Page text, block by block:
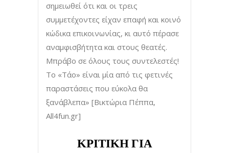
σημειωθεί ότι και οι τρεις
συμμετέχοντες είχαν επαφή και κοινό
κώδικα επικοινωνίας, κι αυτό πέρασε
αναμφισβήτητα και στους θεατές.
Μπράβο σε όλους τους συντελεστές!
Το «Τάο» είναι μία από τις φετινές
παραστάσεις που εύκολα θα
ξανάβλεπα» [Βικτώρια Πέππα,
All4fun.gr]
ΚΡΙΤΙΚΗ ΓΙΑ